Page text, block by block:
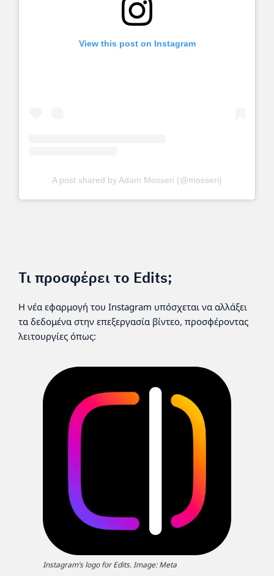
View this post on Instagram
A post shared by Adam Mosseri (@mosseri)
Τι προσφέρει το Edits;
Η νέα εφαρμογή του Instagram υπόσχεται να αλλάξει
τα δεδομένα στην επεξεργασία βίντεο, προσφέροντας
λειτουργίες όπως:
Instagram’s logo for Edits. Image: Meta